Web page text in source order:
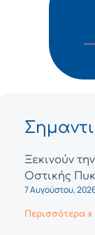
Ξεκινούν
Οστικής
7 Αυγούστου,
Περισσότερα »